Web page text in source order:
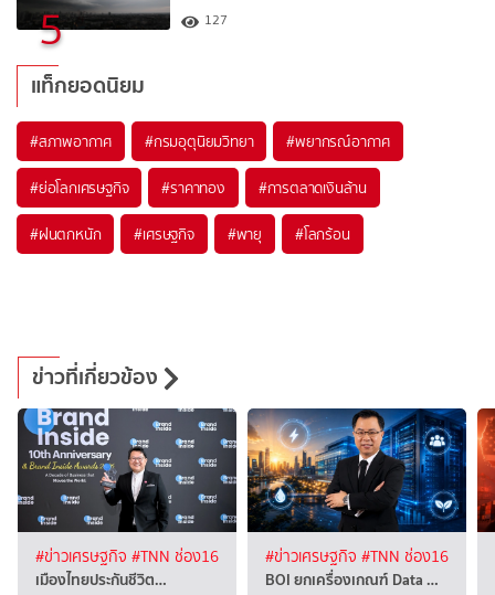
5 127
แท็กยอดนิยม
#สภาพอากาศ #กรมอุตุนิยมวิทยา #พยากรณ์อากาศ
#ย่อโลกเศรษฐกิจ #ราคาทอง #การตลาดเงินล้าน
#ฝนตกหนัก #เศรษฐกิจ #พายุ #โลกร้อน
ข่าวที่เกี่ยวข้อง
#ข่าวเศรษฐกิจ #TNN ช่อง16
เมืองไทยประกันชีวิต…
#ข่าวเศรษฐกิจ #TNN ช่อง16
BOI ยกเครื่องเกณฑ์ Data …